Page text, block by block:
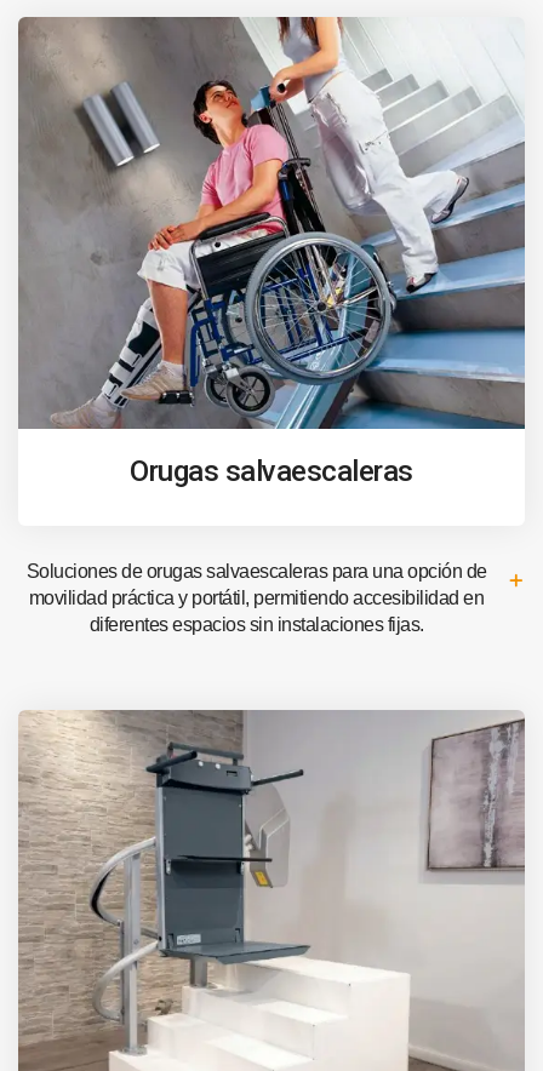
Orugas salvaescaleras
Soluciones de orugas salvaescaleras para una opción de
movilidad práctica y portátil, permitiendo accesibilidad en
diferentes espacios sin instalaciones fijas.